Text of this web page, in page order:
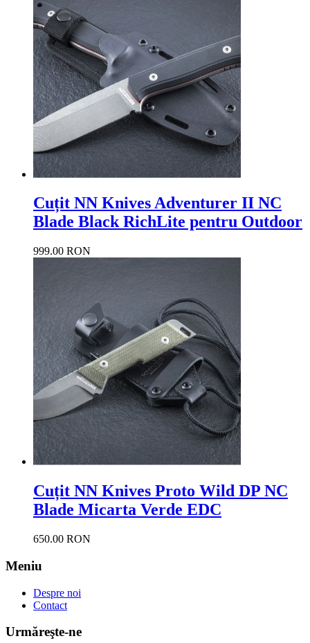
Cuțit NN Knives Adventurer II NC
Blade Black RichLite pentru Outdoor
999.00 RON
Cuțit NN Knives Proto Wild DP NC
Blade Micarta Verde EDC
650.00 RON
Meniu
Despre noi
Contact
Urmăreşte-ne